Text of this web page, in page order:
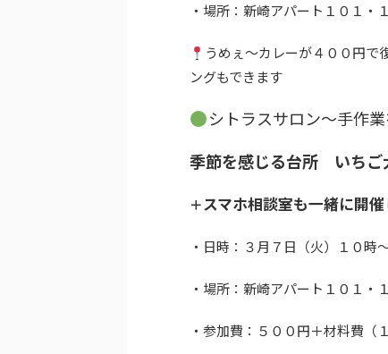
・場所：新崎アパート１０１・
うめぇ～カレーが４００円で
ングもできます
シトラスサロン～手作
季節を感じる台所 いちご
＋スマホ相談室も一緒に開
・日時：３月７日（火）１０時
・場所：新崎アパート１０１・
・参加費：５００円＋材料費（